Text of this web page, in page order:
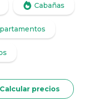
Cabañas
Calcular precios